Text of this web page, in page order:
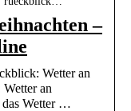
–
Wetter an
an
das Wetter …